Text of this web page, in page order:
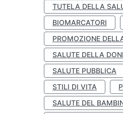
TUTELA DELLA
BIOMARCATORI
PROMOZIONE
SALUTE DELLA
SALUTE PUBBLICA
STILI DI VITA
SALUTE DEL